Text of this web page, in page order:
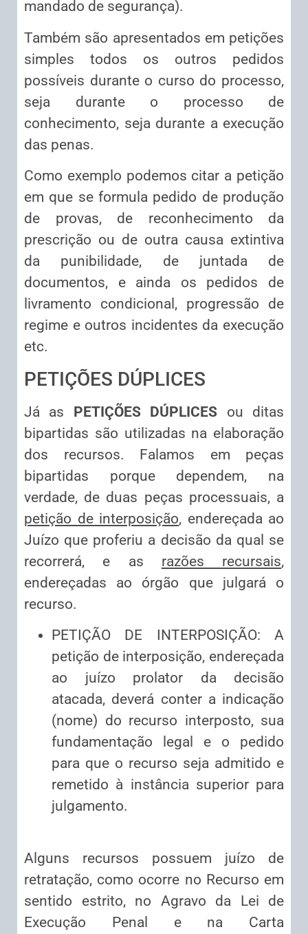
mandado de segurança).
Também são apresentados em petições
simples todos os outros pedidos
possíveis durante o curso do processo,
seja durante o processo de
conhecimento, seja durante a execução
das penas.
Como exemplo podemos citar a petição
em que se formula pedido de produção
de provas, de reconhecimento da
prescrição ou de outra causa extintiva
da punibilidade, de juntada de
documentos, e ainda os pedidos de
livramento condicional, progressão de
regime e outros incidentes da execução
etc.
PETIÇÕES DÚPLICES
Já as PETIÇÕES DÚPLICES ou ditas
bipartidas são utilizadas na elaboração
dos recursos. Falamos em peças
bipartidas porque dependem, na
verdade, de duas peças processuais, a
petição de interposição, endereçada ao
Juízo que proferiu a decisão da qual se
recorrerá, e as razões recursais,
endereçadas ao órgão que julgará o
recurso.
PETIÇÃO DE INTERPOSIÇÃO: A
petição de interposição, endereçada
ao juízo prolator da decisão
atacada, deverá conter a indicação
(nome) do recurso interposto, sua
fundamentação legal e o pedido
para que o recurso seja admitido e
remetido à instância superior para
julgamento.
Alguns recursos possuem juízo de
retratação, como ocorre no Recurso em
sentido estrito, no Agravo da Lei de
Execução Penal e na Carta